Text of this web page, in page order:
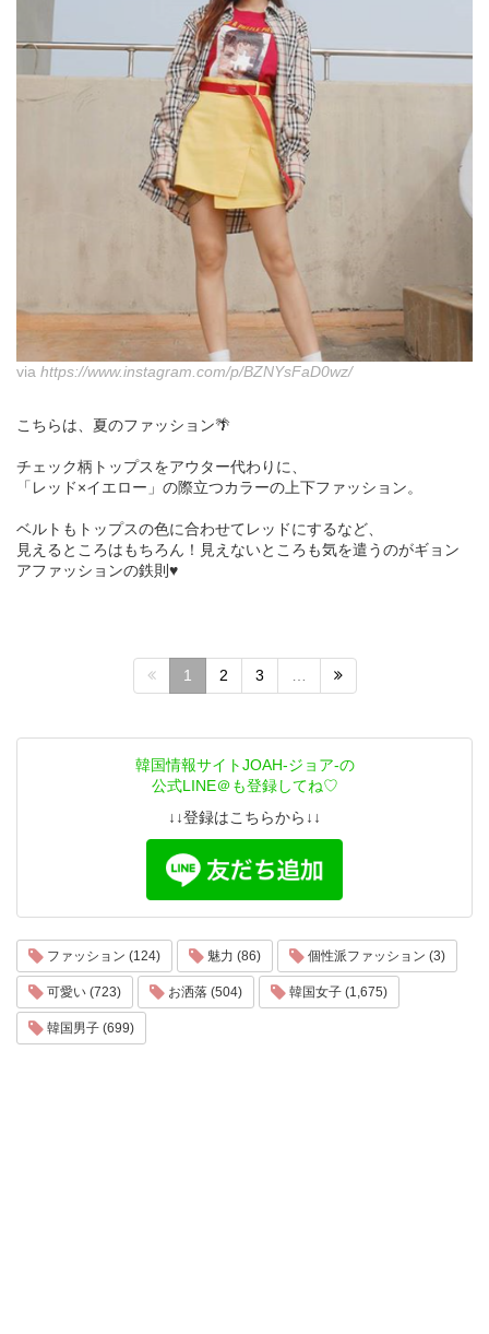
via https://www.instagram.com/p/BZNYsFaD0wz/
こちらは、夏のファッション🌴
チェック柄トップスをアウター代わりに、
「レッド×イエロー」の際立つカラーの上下ファッション。
ベルトもトップスの色に合わせてレッドにするなど、
見えるところはもちろん！見えないところも気を遣うのがギョン
アファッションの鉄則♥
1 2 3
韓国情報サイトJOAH-ジョア-の
公式LINE＠も登録してね♡
↓↓登録はこちらから↓↓
ファッション (124) 魅力 (86) 個性派ファッション (3)
可愛い (723) お洒落 (504) 韓国女子 (1,675)
韓国男子 (699)